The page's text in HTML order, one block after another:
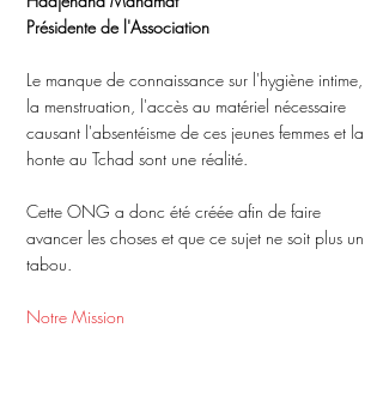
Présidente de l'Association
Le manque de connaissance sur l'hygiène intime,
la menstruation, l'accès au matériel nécessaire
causant l'absentéisme de ces jeunes femmes et la
honte au Tchad sont une réalité.
Cette ONG a donc été créée afin de faire
avancer les choses et que ce sujet ne soit plus un
tabou.
Notre Mission